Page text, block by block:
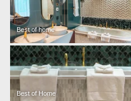
Best of home
Best of Home